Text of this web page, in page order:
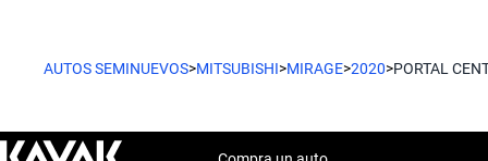
AUTOS SEMINUEVOS>MITSUBISHI>MIRAGE>2020>PORTAL